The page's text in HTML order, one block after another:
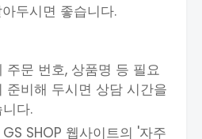
두시면 좋습니다.
주문 번호, 상품명 등 필요
준비해 두시면 상담 시간을
다.
SHOP 웹사이트의 '자주